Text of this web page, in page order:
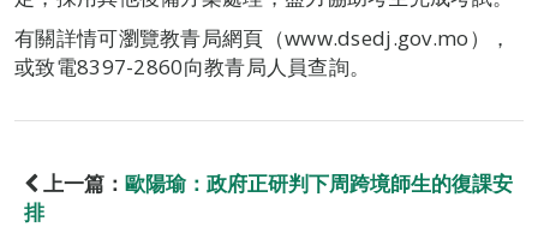
有關詳情可瀏覽教青局網頁（www.dsedj.gov.mo），
或致電8397-2860向教青局人員查詢。
上一篇： 歐陽瑜：政府正研判下周跨境師生的復課安
排